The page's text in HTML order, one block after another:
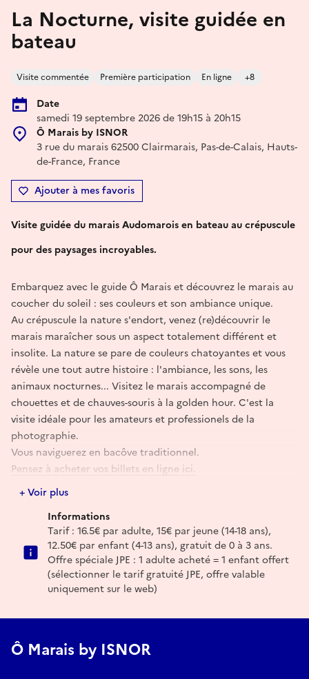
La Nocturne, visite guidée en
bateau
Visite commentée Première participation En ligne +8
Date
samedi 19 septembre 2026 de 19h15 à 20h15
Ô Marais by ISNOR
3 rue du marais 62500 Clairmarais, Pas-de-Calais, Hauts-
de-France, France
Ajouter à mes favoris
Visite guidée du marais Audomarois en bateau au crépuscule
pour des paysages incroyables.
Embarquez avec le guide Ô Marais et découvrez le marais au
coucher du soleil : ses couleurs et son ambiance unique.
Au crépuscule la nature s'endort, venez (re)découvrir le
marais maraîcher sous un aspect totalement différent et
insolite. La nature se pare de couleurs chatoyantes et vous
révèle une tout autre histoire : l'ambiance, les sons, les
animaux nocturnes... Visitez le marais accompagné de
chouettes et de chauves-souris à la golden hour. C'est la
visite idéale pour les amateurs et professionels de la
photographie.
Vous naviguerez en bacôve traditionnel.
Pensez à acheter vos billets en ligne ici.
Durée : 1h.
Possibilité de restauration à l'estaminet La Baguernette au
lieu de départ (réservation vivement conseillée ici
Sur place : aires de pique-nique, parking privé avec
emplacements camping-car gratuit, comodités, locations de
barques et canoës, parcours aventure.
https://billetterie.isnor.fr/spectacle?id_spectacle=530&lng=1
+ Voir plus
Informations
Tarif : 16.5€ par adulte, 15€ par jeune (14-18 ans),
12.50€ par enfant (4-13 ans), gratuit de 0 à 3 ans.
Offre spéciale JPE : 1 adulte acheté = 1 enfant offert
(sélectionner le tarif gratuité JPE, offre valable
uniquement sur le web)
Ô Marais by ISNOR